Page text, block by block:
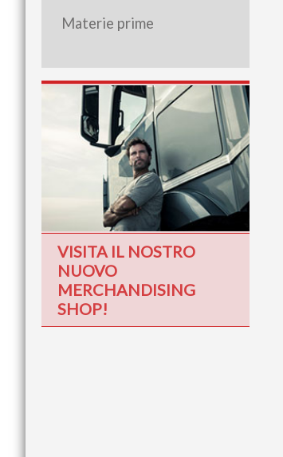
Materie prime
VISITA IL NOSTRO
NUOVO
MERCHANDISING
SHOP!